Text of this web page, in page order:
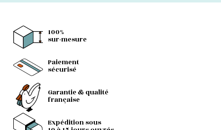
100%
sur-mesure
Paiement
sécurisé
Garantie & qualité
française
Expédition sous